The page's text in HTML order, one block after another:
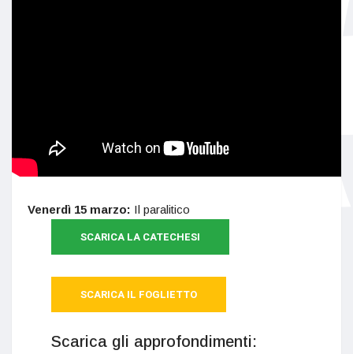
Venerdì 15 marzo: Il paralitico
SCARICA LA CATECHESI
SCARICA IL FOGLIETTO
Scarica gli approfondimenti: